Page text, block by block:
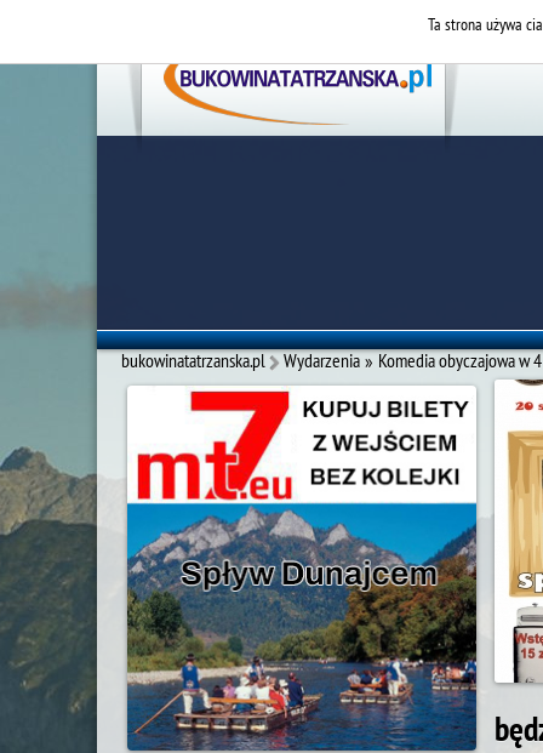
bukowinatatrzanska.pl Wydarzenia » Komedia obyczajowa w 4
Ta strona używa